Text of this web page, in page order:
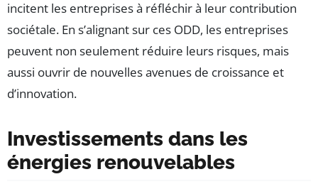
incitent les entreprises à réfléchir à leur contribution
sociétale. En s’alignant sur ces ODD, les entreprises
peuvent non seulement réduire leurs risques, mais
aussi ouvrir de nouvelles avenues de croissance et
d’innovation.
Investissements dans les
énergies renouvelables